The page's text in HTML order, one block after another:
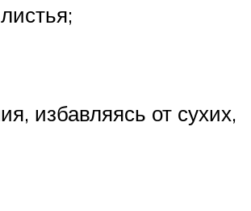
избавляясь от сухих,